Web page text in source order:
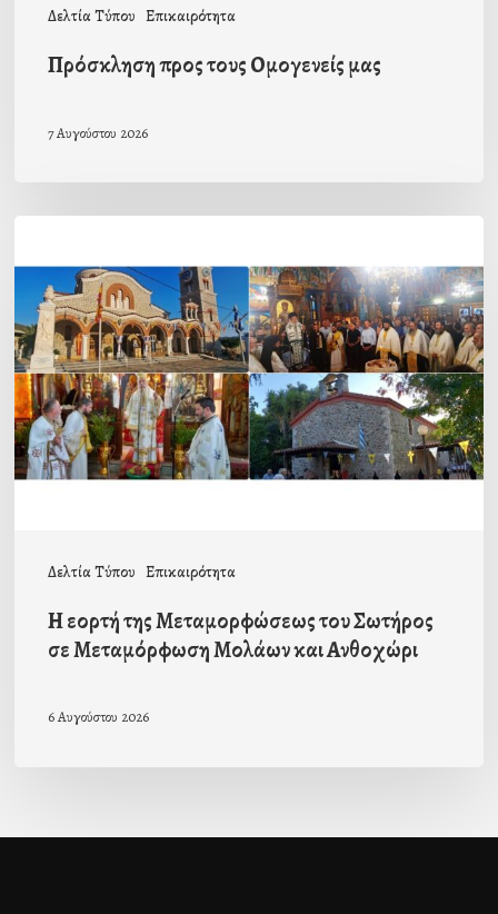
Δελτία Τύπου Επικαιρότητα
Πρόσκληση προς τους Ομογενείς μας
7 Αυγούστου 2026
Δελτία Τύπου Επικαιρότητα
εορτή
της
Μεταμορφώσεως
του
Σωτήρος
σε
Μεταμόρφωση
Η εορτή της Μεταμορφώσεως του Σωτήρος
σε Μεταμόρφωση Μολάων και Ανθοχώρι
6 Αυγούστου 2026